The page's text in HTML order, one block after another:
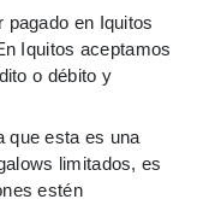
en Iquitos
Iquitos aceptamos
o débito y
que esta es una
limitados, es
estén